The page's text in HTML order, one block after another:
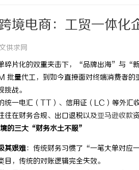
境电商：工贸一体化
供求网
碎片化的双重夹击下，“品牌出海”与“
量代工，到如今直接面对终端消费者的
战。
统一电汇（TT）、信用证（LC）等外汇
往在财务合规、出口退税以及亚马逊收款
的三大“财务水土不服”
其艰难：传统财务习惯了“一笔大单对应
，传统的对账逻辑完全失效。